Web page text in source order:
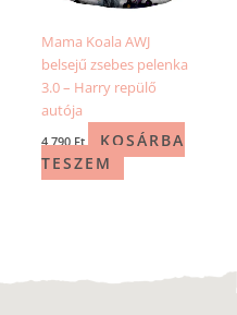
Mama Koala AWJ
belsejű zsebes pelenka
3.0 – Harry repülő
autója
4 790 Ft
KOSÁRBA
TESZEM